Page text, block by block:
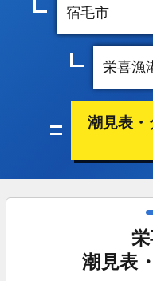
潮見表・
潮見表